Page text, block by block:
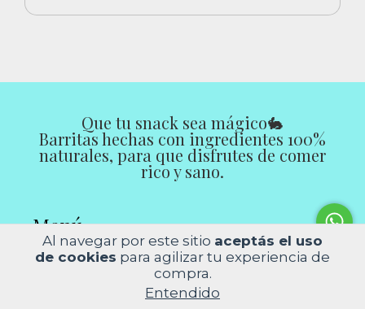
Al navegar por este sitio aceptás el uso
de cookies para agilizar tu experiencia de
compra.
Entendido
Que tu snack sea mágico🐇
Barritas hechas con ingredientes 100%
naturales, para que disfrutes de comer
rico y sano.
Menú
Inicio